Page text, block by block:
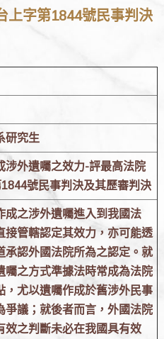
上字第1844號民事判決
研究生
涉外遺囑之效力-評最高法院
號民事判決及其歷審判決
成之涉外遺囑進入到我國法
接管轄認定其效力，亦可能透
承認外國法院所為之認定。就
囑之方式準據法時常成為法院
，尤以遺囑作成於舊涉外民事
爭議；就後者而言，外國法院
效之判斷未必在我國具有效